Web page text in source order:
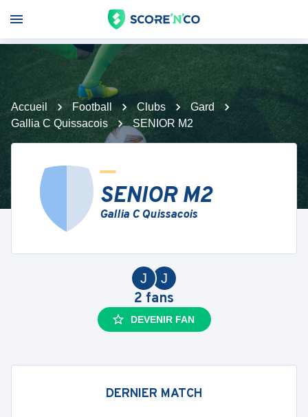
Accueil Football Clubs
Gard
Gallia C Quissacois
SENIOR M2
SENIOR M2
Gallia C Quissacois
J
J
2 fans
DEVENIR FAN
DERNIER MATCH